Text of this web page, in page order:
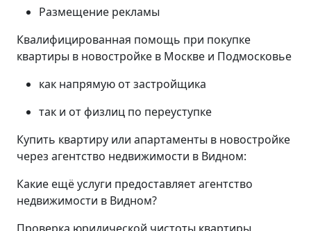
Размещение рекламы
Квалифицированная помощь при покупке
квартиры в новостройке в Москве и Подмосковье
как напрямую от застройщика
так и от физлиц по переуступке
Купить квартиру или апартаменты в новостройке
через агентство недвижимости в Видном:
Какие ещё услуги предоставляет агентство
недвижимости в Видном?